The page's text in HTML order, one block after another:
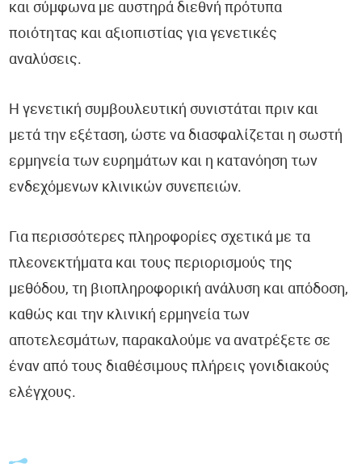
και σύμφωνα με αυστηρά διεθνή πρότυπα
ποιότητας και αξιοπιστίας για γενετικές
αναλύσεις.
Η γενετική συμβουλευτική συνιστάται πριν και
μετά την εξέταση, ώστε να διασφαλίζεται η σωστή
ερμηνεία των ευρημάτων και η κατανόηση των
ενδεχόμενων κλινικών συνεπειών.
Για περισσότερες πληροφορίες σχετικά με τα
πλεονεκτήματα και τους περιορισμούς της
μεθόδου, τη βιοπληροφορική ανάλυση και απόδοση,
καθώς και την κλινική ερμηνεία των
αποτελεσμάτων, παρακαλούμε να ανατρέξετε σε
έναν από τους διαθέσιμους πλήρεις γονιδιακούς
ελέγχους.